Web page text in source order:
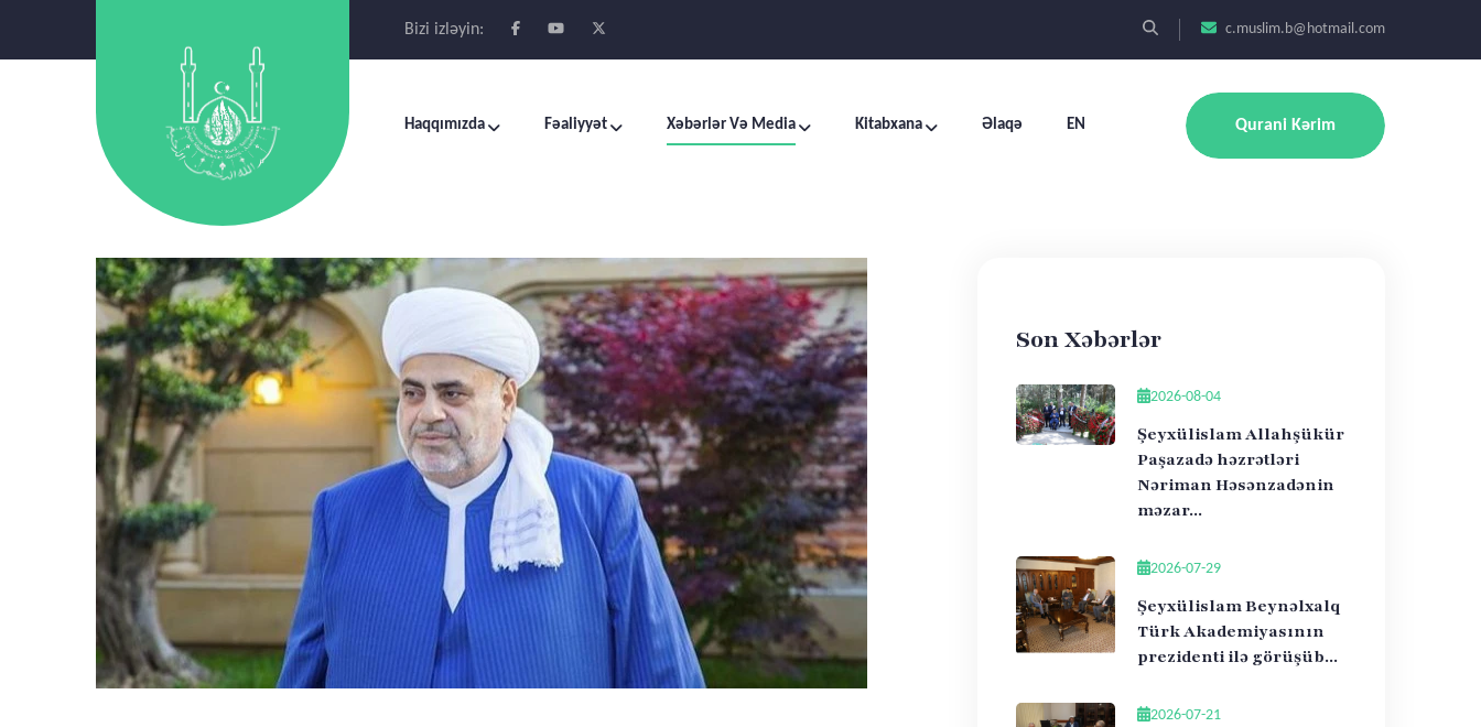
Bizi izləyin: c.muslim.b@hotmail.com
Haqqımızda Fəaliyyət Xəbərlər Və Media Kitabxana Əlaqə EN Qurani Kərim
Son Xəbərlər
2026-08-04
Şeyxülislam Allahşükür
Paşazadə həzrətləri
Nəriman Həsənzadənin
məzar...
2026-07-29
Şeyxülislam Beynəlxalq
Türk Akademiyasının
prezidenti ilə görüşüb...
2026-07-21